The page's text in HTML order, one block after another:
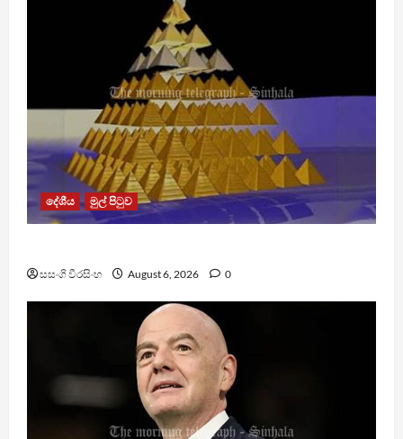
දේශීය මුල් පිටුව
සසංගි වීරසිංහ August 6, 2026 0